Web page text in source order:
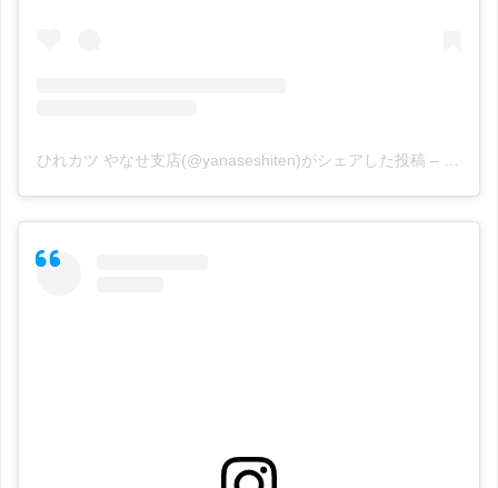
ひれカツ やなせ支店(@yanaseshiten)がシェアした投稿 – 2020